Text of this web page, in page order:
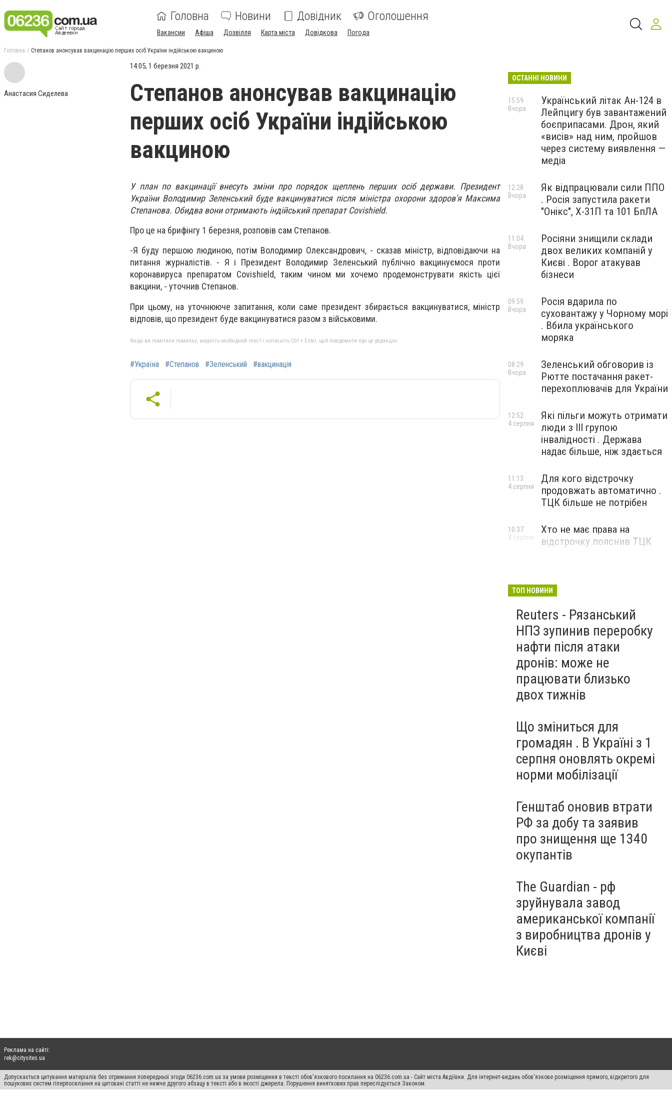
Головна Новини Довідник Оголошення
Вакансии Афіша Дозвілля Карта міста Довідкова Погода
Головна Степанов анонсував вакцинацію перших осіб України індійською вакциною
Анастасия Сиделева
14:05, 1 березня 2021 р.
Степанов анонсував вакцинацію
перших осіб України індійською
вакциною
У план по вакцинації внесуть зміни про порядок щеплень перших осіб держави. Президент
України Володимир Зеленський буде вакцинуватися після міністра охорони здоров'я Максима
Степанова. Обидва вони отримають індійський препарат Covishield.
Про це на брифінгу 1 березня, розповів сам Степанов.
-Я буду першою людиною, потім Володимир Олександрович, - сказав міністр, відповідаючи на
питання журналістів. - Я і Президент Володимир Зеленський публічно вакцинуємося проти
коронавируса препаратом Covishield, таким чином ми хочемо продемонструвати якість цієї
вакцини, - уточнив Степанов.
При цьому, на уточнююче запитання, коли саме президент збирається вакцинуватися, міністр
відповів, що президент буде вакцинуватися разом з військовими.
Якщо ви помітили помилку, виділіть необхідний текст і натисніть Ctrl + Enter, щоб повідомити про це редакцію
#Україна #Степанов #Зеленський #вакцинація
ОСТАННІ НОВИНИ
Український літак Ан-124 в
Лейпцигу був завантажений
боєприпасами. Дрон, який
«висів» над ним, пройшов
через систему виявлення —
медіа
15:59
Вчора
Як відпрацювали сили ППО
. Росія запустила ракети
"Онікс", Х-31П та 101 БпЛА
12:28
Вчора
Росіяни знищили склади
двох великих компаній у
Києві . Ворог атакував
бізнеси
11:04
Вчора
Росія вдарила по
суховантажу у Чорному морі
. Вбила українського
моряка
09:59
Вчора
Зеленський обговорив із
Рютте постачання ракет-
перехоплювачів для України
08:29
Вчора
Які пільги можуть отримати
люди з III групою
інвалідності . Держава
надає більше, ніж здається
12:52
4 серпня
Для кого відстрочку
продовжать автоматично .
ТЦК більше не потрібен
11:13
4 серпня
Хто не має права на
відстрочку пояснив ТЦК
10:37
4 серпня
ТОП НОВИНИ
Reuters - Рязанський
НПЗ зупинив переробку
нафти після атаки
дронів: може не
працювати близько
двох тижнів
Що зміниться для
громадян . В Україні з 1
серпня оновлять окремі
норми мобілізації
Генштаб оновив втрати
РФ за добу та заявив
про знищення ще 1340
окупантів
The Guardian - рф
зруйнувала завод
американської компанії
з виробництва дронів у
Києві
Реклама на сайті:
rek@citysites.ua
Допускається цитування матеріалів без отримання попередньої згоди 06236.com.ua за умови розміщення в тексті обов'язкового посилання на 06236.com.ua - Сайт міста Авдіївки. Для інтернет-видань обов'язкове розміщення прямого, відкритого для
пошукових систем гіперпосилання на цитовані статті не нижче другого абзацу в тексті або в якості джерела. Порушення виняткових прав переслідується Законом.